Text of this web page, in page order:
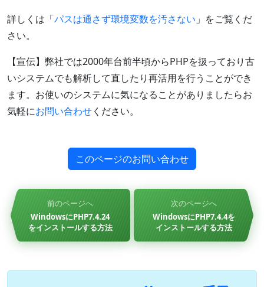
詳しくは「パスは通さず環境変数を汚さない 」をご覧くだ
さい。
【宣伝】弊社では2000年台前半頃からPHPを扱っており古
いシステムでも解析して直したり再活用を行うことができ
ます。お使いのシステムに気になることがありましたらお
気軽にお問い合わせください。
このページのお問い合わせ
前のページへ
WindowsにPHP7.4.24
をインストールする方法
次のページへ
WindowsにPHP7.4.4を
インストールする方法